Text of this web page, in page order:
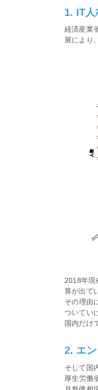
1. IT人
経済産業
展により
2018年現
算が出て
その理由
ついてい
国内だけ
2. エ
そして国
厚生労働